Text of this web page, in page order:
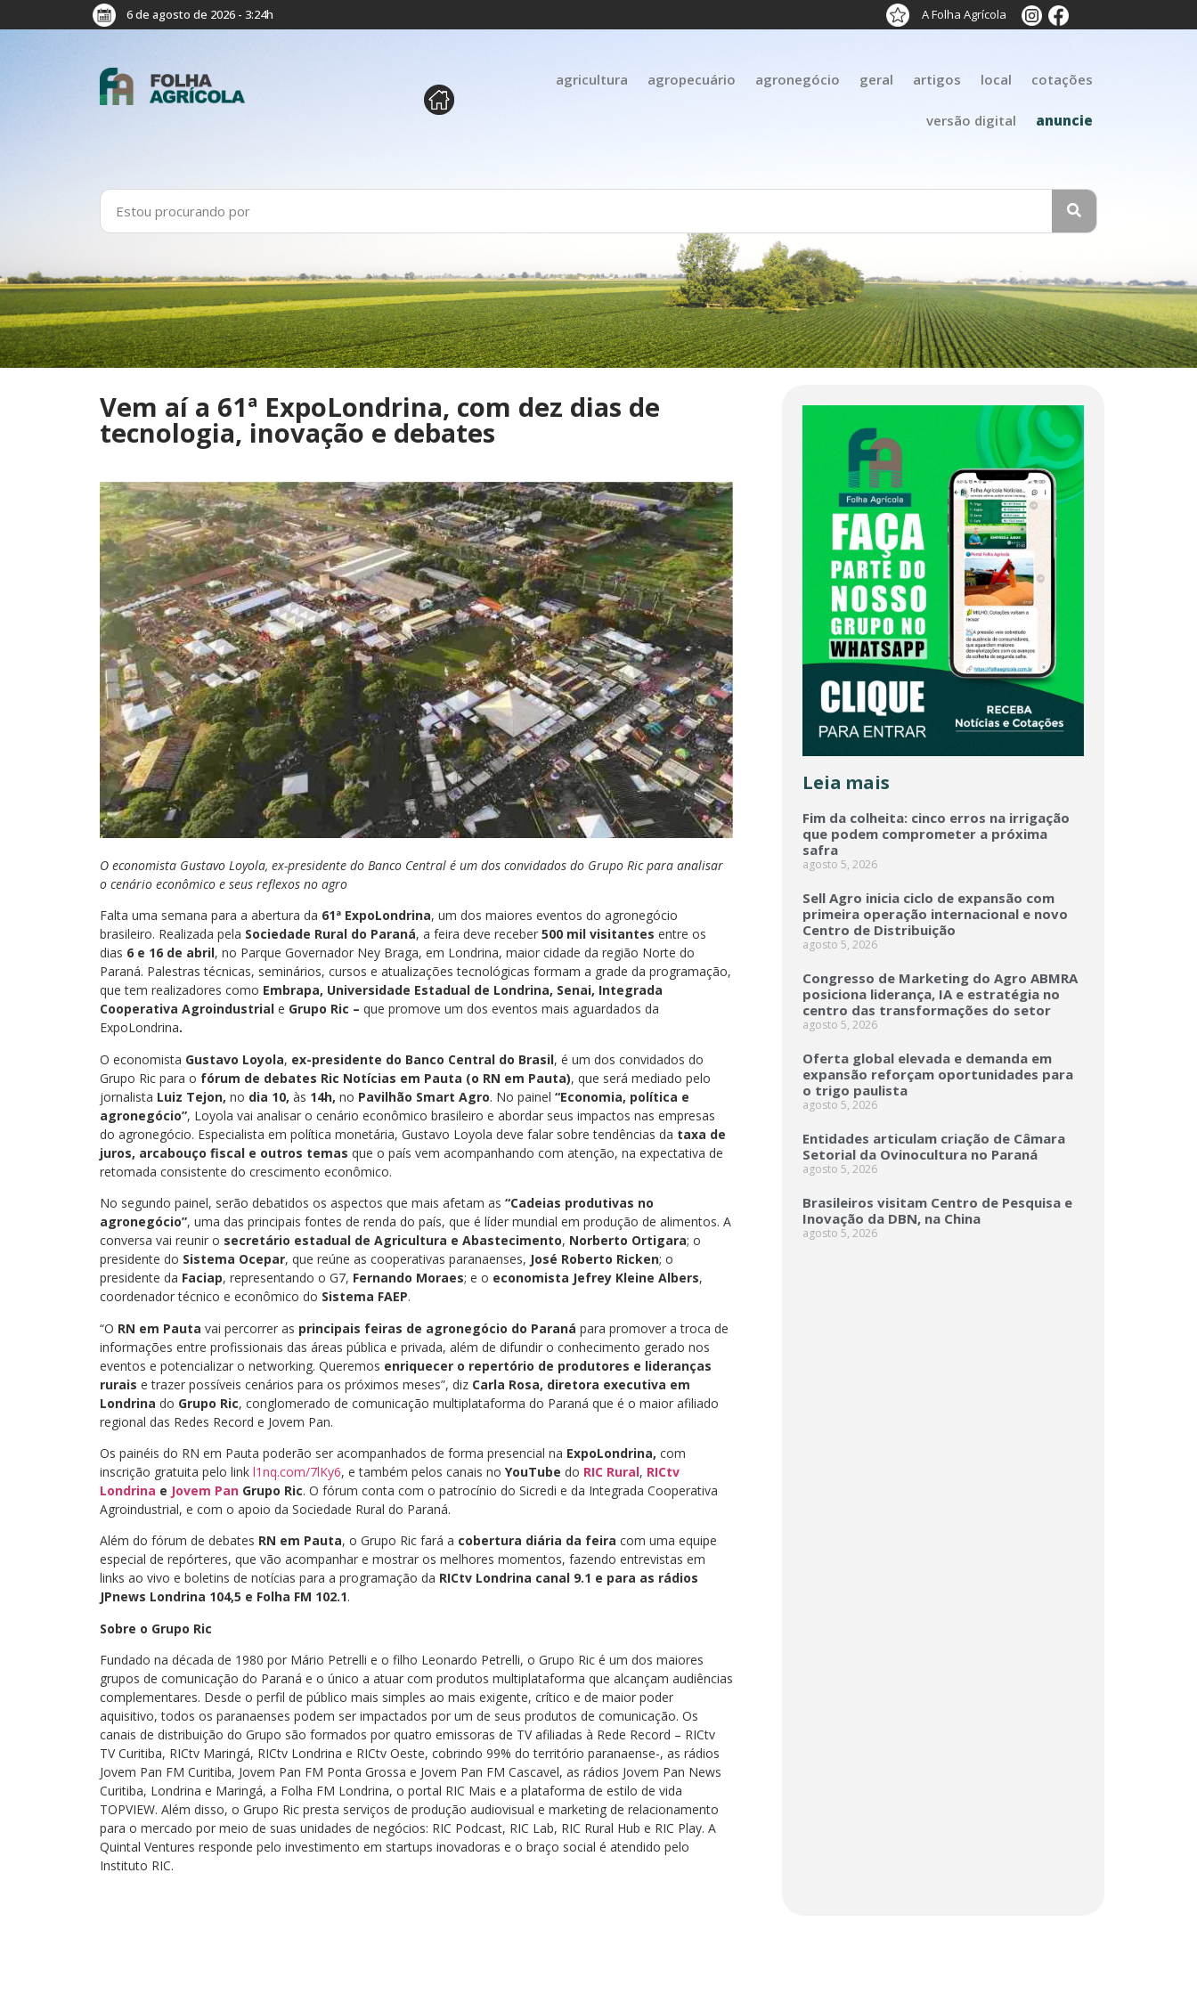
6 de agosto de 2026 - 3:24h A Folha Agrícola
agricultura agropecuário agronegócio geral artigos local cotações
versão digital anuncie
Vem aí a 61ª ExpoLondrina, com dez dias de
tecnologia, inovação e debates
O economista Gustavo Loyola, ex-presidente do Banco Central é um dos convidados do Grupo Ric para analisar
o cenário econômico e seus reflexos no agro
Falta uma semana para a abertura da 61ª ExpoLondrina, um dos maiores eventos do agronegócio
brasileiro. Realizada pela Sociedade Rural do Paraná, a feira deve receber 500 mil visitantes entre os
dias 6 e 16 de abril, no Parque Governador Ney Braga, em Londrina, maior cidade da região Norte do
Paraná. Palestras técnicas, seminários, cursos e atualizações tecnológicas formam a grade da programação,
que tem realizadores como Embrapa, Universidade Estadual de Londrina, Senai, Integrada
Cooperativa Agroindustrial e Grupo Ric – que promove um dos eventos mais aguardados da
ExpoLondrina.
O economista Gustavo Loyola, ex-presidente do Banco Central do Brasil, é um dos convidados do
Grupo Ric para o fórum de debates Ric Notícias em Pauta (o RN em Pauta), que será mediado pelo
jornalista Luiz Tejon, no dia 10, às 14h, no Pavilhão Smart Agro. No painel “Economia, política e
agronegócio”, Loyola vai analisar o cenário econômico brasileiro e abordar seus impactos nas empresas
do agronegócio. Especialista em política monetária, Gustavo Loyola deve falar sobre tendências da taxa de
juros, arcabouço fiscal e outros temas que o país vem acompanhando com atenção, na expectativa de
retomada consistente do crescimento econômico.
No segundo painel, serão debatidos os aspectos que mais afetam as “Cadeias produtivas no
agronegócio”, uma das principais fontes de renda do país, que é líder mundial em produção de alimentos. A
conversa vai reunir o secretário estadual de Agricultura e Abastecimento, Norberto Ortigara; o
presidente do Sistema Ocepar, que reúne as cooperativas paranaenses, José Roberto Ricken; o
presidente da Faciap, representando o G7, Fernando Moraes; e o economista Jefrey Kleine Albers,
coordenador técnico e econômico do Sistema FAEP.
“O RN em Pauta vai percorrer as principais feiras de agronegócio do Paraná para promover a troca de
informações entre profissionais das áreas pública e privada, além de difundir o conhecimento gerado nos
eventos e potencializar o networking. Queremos enriquecer o repertório de produtores e lideranças
rurais e trazer possíveis cenários para os próximos meses”, diz Carla Rosa, diretora executiva em
Londrina do Grupo Ric, conglomerado de comunicação multiplataforma do Paraná que é o maior afiliado
regional das Redes Record e Jovem Pan.
Os painéis do RN em Pauta poderão ser acompanhados de forma presencial na ExpoLondrina, com
inscrição gratuita pelo link l1nq.com/7lKy6, e também pelos canais no YouTube do RIC Rural, RICtv
Londrina e Jovem Pan Grupo Ric. O fórum conta com o patrocínio do Sicredi e da Integrada Cooperativa
Agroindustrial, e com o apoio da Sociedade Rural do Paraná.
Além do fórum de debates RN em Pauta, o Grupo Ric fará a cobertura diária da feira com uma equipe
especial de repórteres, que vão acompanhar e mostrar os melhores momentos, fazendo entrevistas em
links ao vivo e boletins de notícias para a programação da RICtv Londrina canal 9.1 e para as rádios
JPnews Londrina 104,5 e Folha FM 102.1.
Sobre o Grupo Ric
Fundado na década de 1980 por Mário Petrelli e o filho Leonardo Petrelli, o Grupo Ric é um dos maiores
grupos de comunicação do Paraná e o único a atuar com produtos multiplataforma que alcançam audiências
complementares. Desde o perfil de público mais simples ao mais exigente, crítico e de maior poder
aquisitivo, todos os paranaenses podem ser impactados por um de seus produtos de comunicação. Os
canais de distribuição do Grupo são formados por quatro emissoras de TV afiliadas à Rede Record – RICtv
TV Curitiba, RICtv Maringá, RICtv Londrina e RICtv Oeste, cobrindo 99% do território paranaense-, as rádios
Jovem Pan FM Curitiba, Jovem Pan FM Ponta Grossa e Jovem Pan FM Cascavel, as rádios Jovem Pan News
Curitiba, Londrina e Maringá, a Folha FM Londrina, o portal RIC Mais e a plataforma de estilo de vida
TOPVIEW. Além disso, o Grupo Ric presta serviços de produção audiovisual e marketing de relacionamento
para o mercado por meio de suas unidades de negócios: RIC Podcast, RIC Lab, RIC Rural Hub e RIC Play. A
Quintal Ventures responde pelo investimento em startups inovadoras e o braço social é atendido pelo
Instituto RIC.
Leia mais
Fim da colheita: cinco erros na irrigação
que podem comprometer a próxima
safra
agosto 5, 2026
Sell Agro inicia ciclo de expansão com
primeira operação internacional e novo
Centro de Distribuição
agosto 5, 2026
Congresso de Marketing do Agro ABMRA
posiciona liderança, IA e estratégia no
centro das transformações do setor
agosto 5, 2026
Oferta global elevada e demanda em
expansão reforçam oportunidades para
o trigo paulista
agosto 5, 2026
Entidades articulam criação de Câmara
Setorial da Ovinocultura no Paraná
agosto 5, 2026
Brasileiros visitam Centro de Pesquisa e
Inovação da DBN, na China
agosto 5, 2026